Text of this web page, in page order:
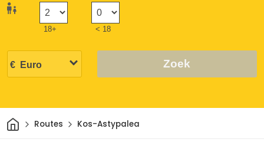
18+ < 18
Zoek
ThuisRoutes Kos-Astypalea